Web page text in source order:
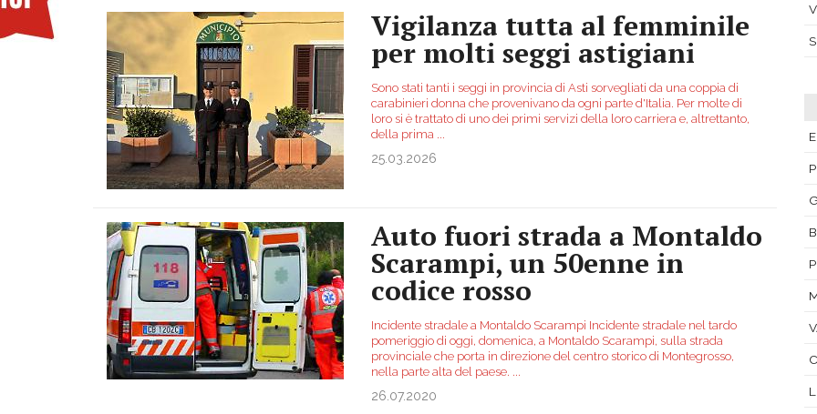
Vigilanza tutta al femminile
per molti seggi astigiani
Sono stati tanti i seggi in provincia di Asti sorvegliati da una coppia di
carabinieri donna che provenivano da ogni parte d'Italia. Per molte di
loro si è trattato di uno dei primi servizi della loro carriera e, altrettanto,
della prima
25.03.2026
Auto fuori strada a Montaldo
Scarampi, un 50enne in
codice rosso
Incidente stradale a Montaldo Scarampi Incidente stradale nel tardo
pomeriggio di oggi, domenica, a Montaldo Scarampi, sulla strada
provinciale che porta in direzione del centro storico di Montegrosso,
nella parte alta del paese.
26.07.2020